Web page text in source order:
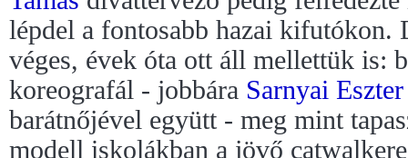
lépdel a fontosabb hazai kifutókon.
véges, évek óta ott áll mellettük is:
koreografál - jobbára Sarnyai Eszter
barátnőjével együtt - meg mint
modell iskolákban a jövő